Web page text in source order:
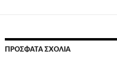
ΠΡΌΣΦΑΤΑ ΣΧΌΛΙΑ